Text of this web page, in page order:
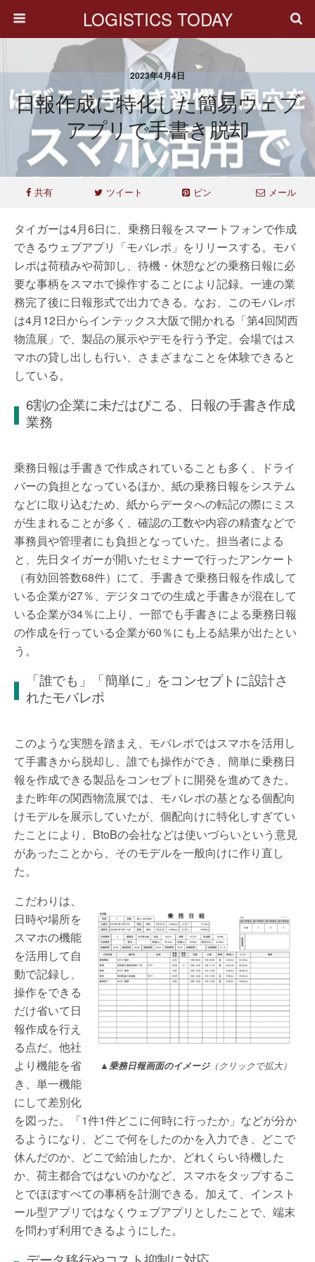
LOGISTICS TODAY
2023年4月4日
日報作成に特化した簡易ウェブ
アプリで手書き脱却
共有 ツイート ピン メール
タイガーは4月6日に、乗務日報をスマートフォンで作成
できるウェブアプリ「モバレポ」をリリースする。モバ
レポは荷積みや荷卸し、待機・休憩などの乗務日報に必
要な事柄をスマホで操作することにより記録。一連の業
務完了後に日報形式で出力できる。なお、このモバレポ
は4月12日からインテックス大阪で開かれる「第4回関西
物流展」で、製品の展示やデモを行う予定。会場ではス
マホの貸し出しも行い、さまざまなことを体験できると
している。
6割の企業に未だはびこる、日報の手書き作成
業務
乗務日報は手書きで作成されていることも多く、ドライ
バーの負担となっているほか、紙の乗務日報をシステム
などに取り込むため、紙からデータへの転記の際にミス
が生まれることが多く、確認の工数や内容の精査などで
事務員や管理者にも負担となっていた。担当者による
と、先日タイガーが開いたセミナーで行ったアンケート
（有効回答数68件）にて、手書きで乗務日報を作成して
いる企業が27％、デジタコでの生成と手書きが混在して
いる企業が34％に上り、一部でも手書きによる乗務日報
の作成を行っている企業が60％にも上る結果が出たとい
う。
「誰でも」「簡単に」をコンセプトに設計さ
れたモバレポ
このような実態を踏まえ、モバレポではスマホを活用し
て手書きから脱却し、誰でも操作ができ、簡単に乗務日
報を作成できる製品をコンセプトに開発を進めてきた。
また昨年の関西物流展では、モバレポの基となる個配向
けモデルを展示していたが、個配向けに特化しすぎてい
たことにより、BtoBの会社などは使いづらいという意見
があったことから、そのモデルを一般向けに作り直し
た。
▲乗務日報画面のイメージ（クリックで拡大）
こだわりは、
日時や場所を
スマホの機能
を活用して自
動で記録し、
操作をできる
だけ省いて日
報作成を行え
る点だ。他社
より機能を省
き、単一機能
にして差別化
を図った。「1件1件どこに何時に行ったか」などが分か
るようになり、どこで何をしたのかを入力でき、どこで
休んだのか、どこで給油したか、どれくらい待機した
か、荷主都合ではないのかなど、スマホをタップするこ
とでほぼすべての事柄を計測できる。加えて、インスト
ール型アプリではなくウェブアプリとしたことで、端末
を問わず利用できるようにした。